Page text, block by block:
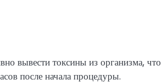
вывести токсины из организма, что
после начала процедуры.